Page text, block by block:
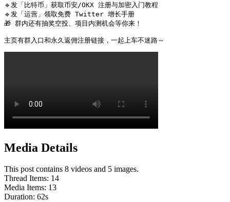
🔹发「比特币」获取币安/OKX 注册与加密入门教程
🔹发「运营」领取免费 Twitter 增长手册
🎁 群内还有抽奖空投、项目内测机会等你来！
主页有群入口和永久返佣注册链接，一起上车不迷路～
Media Details
This post contains 8 videos and 5 images.
Thread Items: 14
Media Items: 13
Duration: 62s